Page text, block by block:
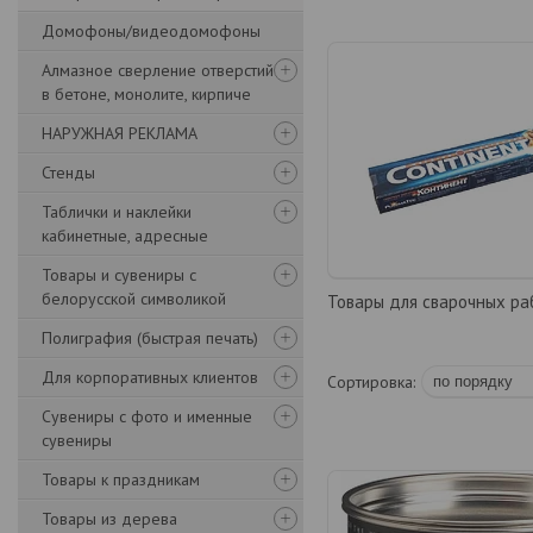
Домофоны/видеодомофоны
Алмазное сверление отверстий
в бетоне, монолите, кирпиче
НАРУЖНАЯ РЕКЛАМА
Стенды
Таблички и наклейки
кабинетные, адресные
Товары и сувениры с
белорусской символикой
Полиграфия (быстрая печать)
Для корпоративных клиентов
Сувениры с фото и именные
сувениры
Товары к праздникам
Товары из дерева
Товары для сварочных